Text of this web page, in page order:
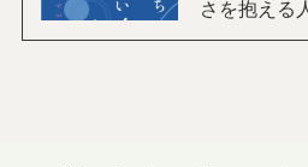
さを抱える